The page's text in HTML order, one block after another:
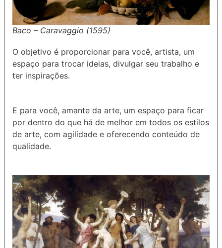
Baco – Caravaggio (1595)
O objetivo é proporcionar para você, artista, um
espaço para trocar ideias, divulgar seu trabalho e
ter inspirações.
E para você, amante da arte, um espaço para ficar
por dentro do que há de melhor em todos os estilos
de arte, com agilidade e oferecendo conteúdo de
qualidade.